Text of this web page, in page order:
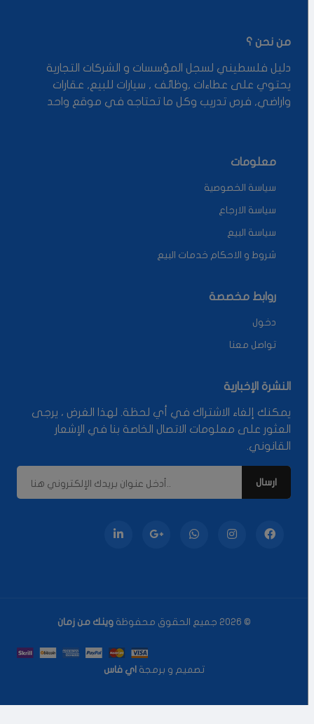
من نحن ؟
دليل فلسطيني لسجل المؤسسات و الشركات التجارية
يحتوي على عطاءات ,وظائف , سيارات للبيع, عقارات
واراضي, فرص تدريب وكل ما تحتاجه في موقع واحد
معلومات
سياسة الخصوصية
سياسة الارجاع
سياسة البيع
شروط و الاحكام خدمات البيع
روابط مخصصة
دخول
تواصل معنا
النشرة الإخبارية
يمكنك إلغاء الاشتراك في أي لحظة. لهذا الغرض ، يرجى
العثور على معلومات الاتصال الخاصة بنا في الإشعار
القانوني.
© 2026 جميع الحقوق محفوظة وينك من زمان
تصميم و برمجة اي فاس